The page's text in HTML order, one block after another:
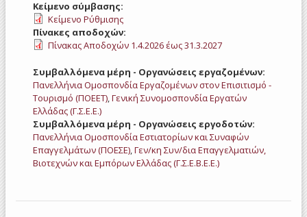
Κείμενο σύμβασης:
Κείμενο Ρύθμισης
Πίνακες αποδοχών:
Πίνακας Αποδοχών 1.4.2026 έως 31.3.2027
Συμβαλλόμενα μέρη - Οργανώσεις εργαζομένων:
Πανελλήνια Ομοσπονδία Εργαζομένων στον Επισιτισμό -
Τουρισμό (ΠΟΕΕΤ),Γενική Συνομοσπονδία Εργατών
Ελλάδας (Γ.Σ.Ε.Ε.)
Συμβαλλόμενα μέρη - Οργανώσεις εργοδοτών:
Πανελλήνια Ομοσπονδία Εστιατορίων και Συναφών
Επαγγελμάτων (ΠΟΕΣΕ),Γεν/κη Συν/δια Επαγγελματιών,
Βιοτεχνών και Εμπόρων Ελλάδας (Γ.Σ.Ε.Β.Ε.Ε.)